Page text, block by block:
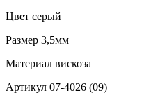
Цвет серый
Размер 3,5мм
Материал вискоза
Артикул 07-4026 (09)